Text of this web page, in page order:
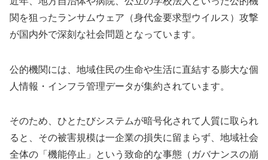
関を狙ったランサムウェア（身代金要求型ウイルス）攻撃
が国内外で深刻な社会問題となっています。
公的機関には、地域住民の生命や生活に直結する膨大な個
人情報・インフラ管理データが集約されています。
そのため、ひとたびシステムが暗号化されて人質に取られ
ると、その被害規模は一企業の損失に留まらず、地域社会
全体の「機能停止」という致命的な事態（ガバナンスの崩